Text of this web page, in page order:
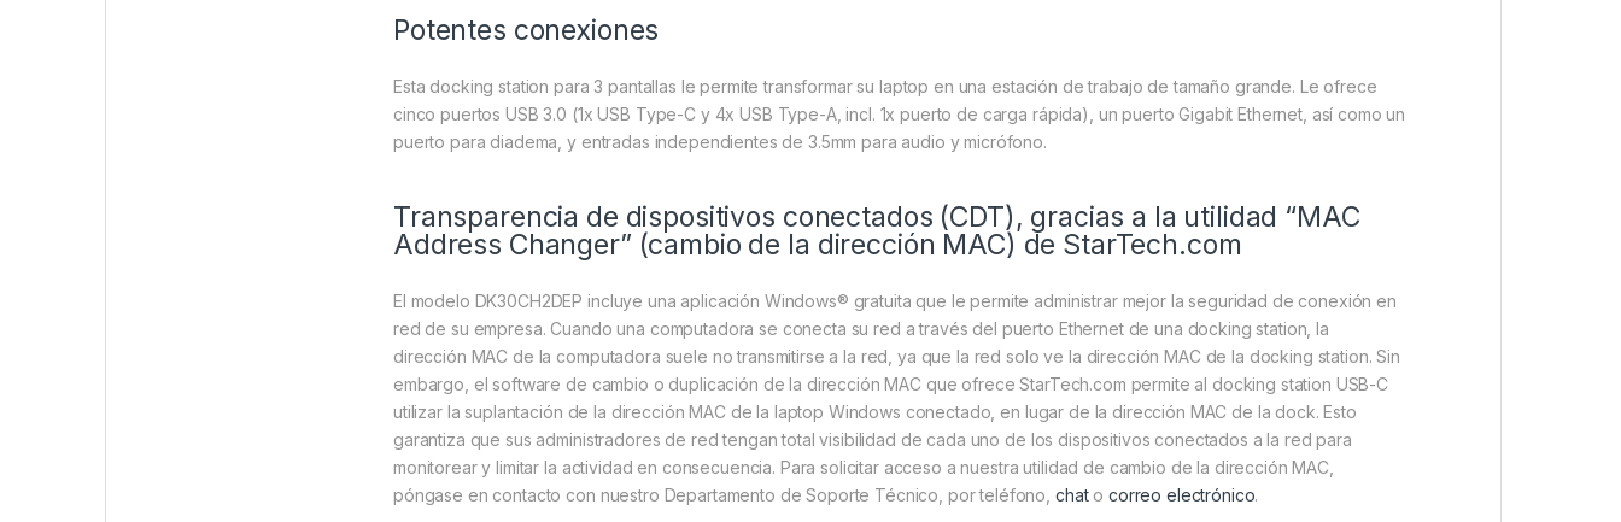
Potentes conexiones
Esta docking station para 3 pantallas le permite transformar su laptop en una estación de trabajo de tamaño grande. Le ofrece
cinco puertos USB 3.0 (1x USB Type-C y 4x USB Type-A, incl. 1x puerto de carga rápida), un puerto Gigabit Ethernet, así como un
puerto para diadema, y entradas independientes de 3.5mm para audio y micrófono.
Transparencia de dispositivos conectados (CDT), gracias a la utilidad “MAC
Address Changer” (cambio de la dirección MAC) de StarTech.com
El modelo DK30CH2DEP incluye una aplicación Windows® gratuita que le permite administrar mejor la seguridad de conexión en
red de su empresa. Cuando una computadora se conecta su red a través del puerto Ethernet de una docking station, la
dirección MAC de la computadora suele no transmitirse a la red, ya que la red solo ve la dirección MAC de la docking station. Sin
embargo, el software de cambio o duplicación de la dirección MAC que ofrece StarTech.com permite al docking station USB-C
utilizar la suplantación de la dirección MAC de la laptop Windows conectado, en lugar de la dirección MAC de la dock. Esto
garantiza que sus administradores de red tengan total visibilidad de cada uno de los dispositivos conectados a la red para
monitorear y limitar la actividad en consecuencia. Para solicitar acceso a nuestra utilidad de cambio de la dirección MAC,
póngase en contacto con nuestro Departamento de Soporte Técnico, por teléfono, chato correo electrónico.